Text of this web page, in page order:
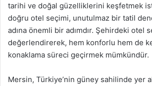
tarihi ve doğal güzelliklerini keşfetmek
doğru otel seçimi, unutulmaz bir tatil
adına önemli bir adımdır. Şehirdeki otel
değerlendirerek, hem konforlu hem de
konaklama süreci geçirmek mümkündür.
Mersin, Türkiye’nin güney sahilinde yer